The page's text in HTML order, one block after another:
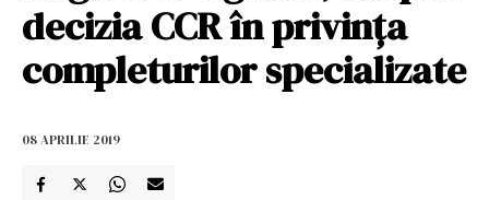
decizia CCR în privința
completurilor specializate
08 APRILIE 2019